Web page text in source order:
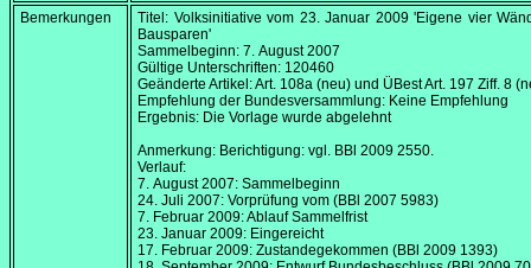
Bemerkungen Titel: Volksinitiative vom 23. Januar 2009'Eigene vier
Bausparen'
Sammelbeginn: 7. August 2007
Gültige Unterschriften: 120460
Geänderte Artikel: Art. 108a (neu) und ÜBest Art. 197 Ziff. 8
Empfehlung der Bundesversammlung: Keine Empfehlung
Ergebnis: Die Vorlage wurde abgelehnt
Anmerkung: Berichtigung: vgl. BBl 2009 2550.
Verlauf:
7. August 2007: Sammelbeginn
24. Juli 2007: Vorprüfung vom (BBl 2007 5983)
7. Februar 2009: Ablauf Sammelfrist
23. Januar 2009: Eingereicht
17. Februar 2009: Zustandegekommen (BBl 2009 1393)